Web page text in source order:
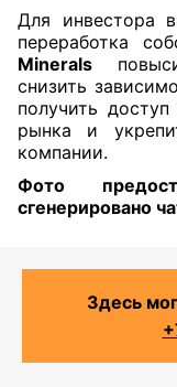
Для инвестора
переработка
Minerals
снизить
получить
рынка и
компании.
Фото
сгенерировано
Здесь